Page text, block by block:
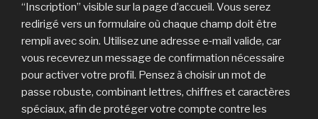
“Inscription” visible sur la page d’accueil. Vous serez
redirigé vers un formulaire où chaque champ doit être
rempli avec soin. Utilisez une adresse e‑mail valide, car
vous recevrez un message de confirmation nécessaire
pour activer votre profil. Pensez à choisir un mot de
passe robuste, combinant lettres, chiffres et caractères
spéciaux, afin de protéger votre compte contre les